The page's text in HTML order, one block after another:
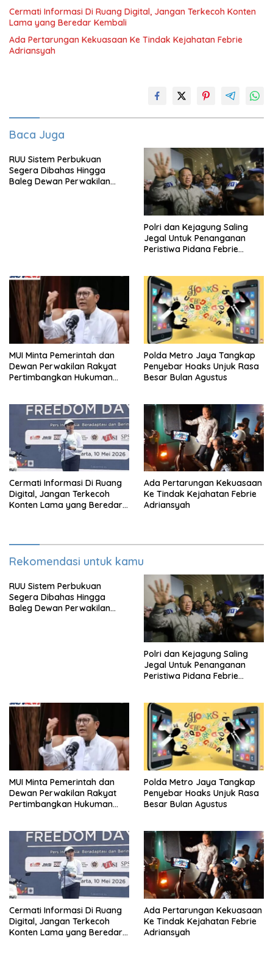
Cermati Informasi Di Ruang Digital, Jangan Terkecoh Konten
Lama yang Beredar Kembali
Ada Pertarungan Kekuasaan Ke Tindak Kejahatan Febrie
Adriansyah
Baca Juga
RUU Sistem Perbukuan
Segera Dibahas Hingga
Baleg Dewan Perwakilan
Polri dan Kejagung Saling
Jegal Untuk Penanganan
Peristiwa Pidana Febrie
MUI Minta Pemerintah dan
Dewan Perwakilan Rakyat
Pertimbangkan Hukuman
Polda Metro Jaya Tangkap
Penyebar Hoaks Unjuk Rasa
Besar Bulan Agustus
Cermati Informasi Di Ruang
Digital, Jangan Terkecoh
Konten Lama yang Beredar
Ada Pertarungan Kekuasaan
Ke Tindak Kejahatan Febrie
Adriansyah
Rekomendasi untuk kamu
RUU Sistem Perbukuan
Segera Dibahas Hingga
Baleg Dewan Perwakilan
Polri dan Kejagung Saling
Jegal Untuk Penanganan
Peristiwa Pidana Febrie
MUI Minta Pemerintah dan
Dewan Perwakilan Rakyat
Pertimbangkan Hukuman
Polda Metro Jaya Tangkap
Penyebar Hoaks Unjuk Rasa
Besar Bulan Agustus
Cermati Informasi Di Ruang
Digital, Jangan Terkecoh
Konten Lama yang Beredar
Ada Pertarungan Kekuasaan
Ke Tindak Kejahatan Febrie
Adriansyah